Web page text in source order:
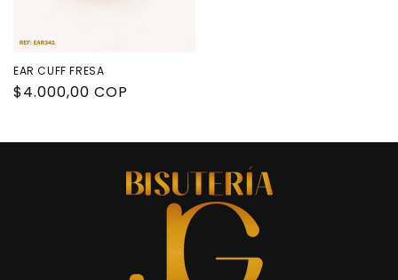
EAR CUFF FRESA
Precio
$4.000,00 COP